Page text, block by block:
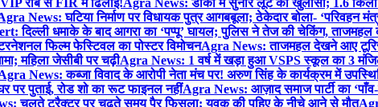
रौब से FIR में ढिलाई!Agra News: डौकी में सुनार लूट का खुलासा; 1.6 किलो
News: घटिया निर्माण पर विधायक पुत्र आगबबूला; ठेकेदार बोला- ‘परिवहन
दिल्ली धमाके के बाद आगरा का ‘पप्पू’ घायल; पुलिस ने तेज की चेकिंग, ताजमहल
फिल्म फेस्टिवल का पोस्टर विमोचनAgra News: ताजमहल देखने आए
महिला जेसीबी पर चढ़ीAgra News: 1 वर्ष में खड़ा हुआ VSPS स्कूल का 3
News: कब्जा विवाद के आरोपी नेता मंच पर! अरुण सिंह के कार्यक्रम में
पर पुताई, रोड शो का रूट फाइनल नहींAgra News: आज़ाद समाज पार्टी का
चलते ट्रैक्टर पर चढ़ते समय पैर फिसला; युवक की पहिए के नीचे आने से मौत